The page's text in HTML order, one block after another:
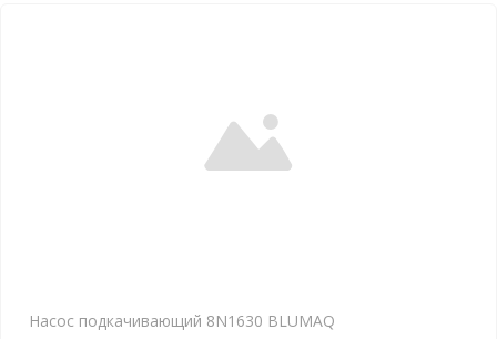
Насос подкачивающий 8N1630 BLUMAQ